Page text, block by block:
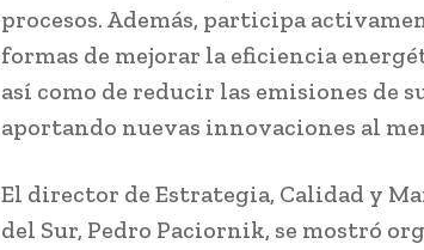
procesos. Además, participa
formas de mejorar la eficiencia
así como de reducir las emisiones de
aportando nuevas innovaciones al
El director de Estrategia, Calidad y
del Sur, Pedro Paciornik, se mostró